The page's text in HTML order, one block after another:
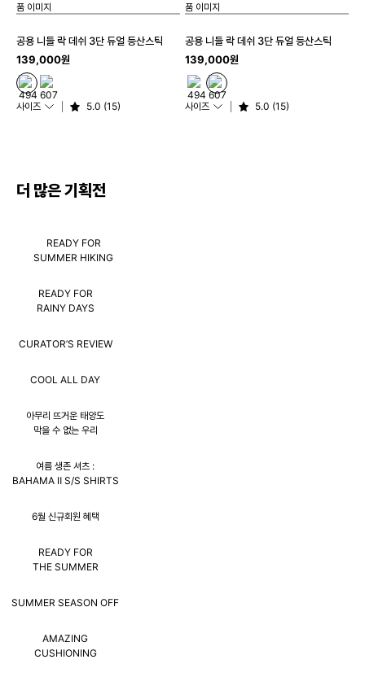
공용 니들 락 데쉬 3단 듀얼 등산스틱
139,000원
사이즈 5.0 (15)
공용 니들 락 데쉬 3단 듀얼 등산스틱
139,000원
사이즈 5.0 (15)
더 많은 기획전
READY FOR
SUMMER HIKING
READY FOR
RAINY DAYS
CURATOR’S REVIEW
COOL ALL DAY
아무리 뜨거운 태양도
막을 수 없는 우리
여름 생존 셔츠 :
BAHAMA Ⅱ S/S SHIRTS
6월 신규회원 혜택
READY FOR
THE SUMMER
SUMMER SEASON OFF
AMAZING
CUSHIONING